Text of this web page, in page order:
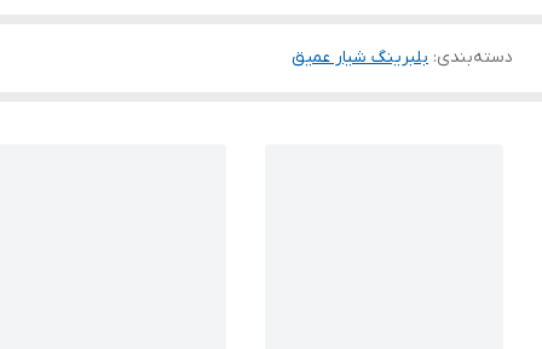
دسته‌بندی: بلبرینگ شیار عمیق